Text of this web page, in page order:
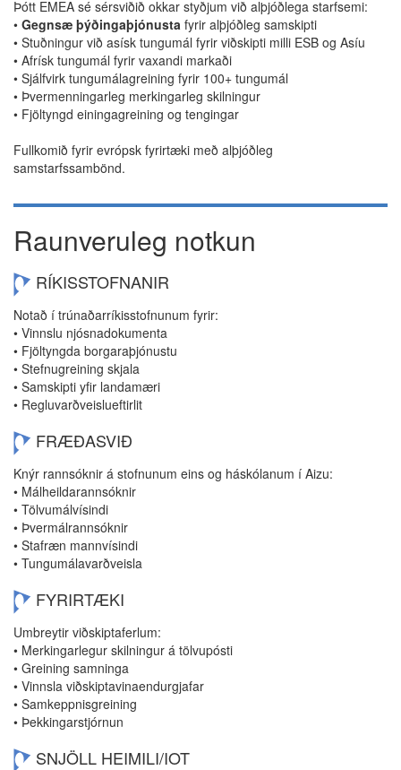
Þótt EMEA sé sérsviðið okkar styðjum við alþjóðlega starfsemi:
• Gegnsæ þýðingaþjónusta fyrir alþjóðleg samskipti
• Stuðningur við asísk tungumál fyrir viðskipti milli ESB og Asíu
• Afrísk tungumál fyrir vaxandi markaði
• Sjálfvirk tungumálagreining fyrir 100+ tungumál
• Þvermenningarleg merkingarleg skilningur
• Fjöltyngd einingagreining og tengingar
Fullkomið fyrir evrópsk fyrirtæki með alþjóðleg
samstarfssambönd.
Raunveruleg notkun
RÍKISSTOFNANIR
Notað í trúnaðarríkisstofnunum fyrir:
• Vinnslu njósnadokumenta
• Fjöltyngda borgaraþjónustu
• Stefnugreining skjala
• Samskipti yfir landamæri
• Regluvarðveislueftirlit
FRÆÐASVIÐ
Knýr rannsóknir á stofnunum eins og háskólanum í Aizu:
• Málheildarannsóknir
• Tölvumálvísindi
• Þvermálrannsóknir
• Stafræn mannvísindi
• Tungumálavarðveisla
FYRIRTÆKI
Umbreytir viðskiptaferlum:
• Merkingarlegur skilningur á tölvupósti
• Greining samninga
• Vinnsla viðskiptavinaendurgjafar
• Samkeppnisgreining
• Þekkingarstjórnun
SNJÖLL HEIMILI/IOT